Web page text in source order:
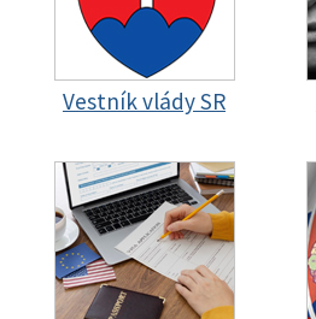
Vestník vlády SR